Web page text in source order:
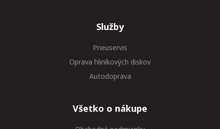
Služby
Pneuservis
Oprava hliníkových diskov
Autodoprava
Všetko o nákupe